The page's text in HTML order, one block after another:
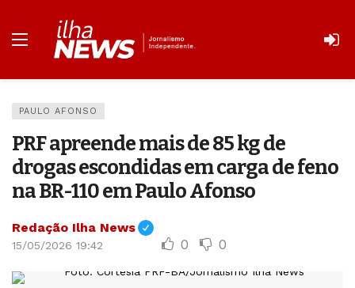
PAULO AFONSO
PRF apreende mais de 85 kg de
drogas escondidas em carga de feno
na BR-110 em Paulo Afonso
Redação Ilha News
15/05/2026 19:42 0 0